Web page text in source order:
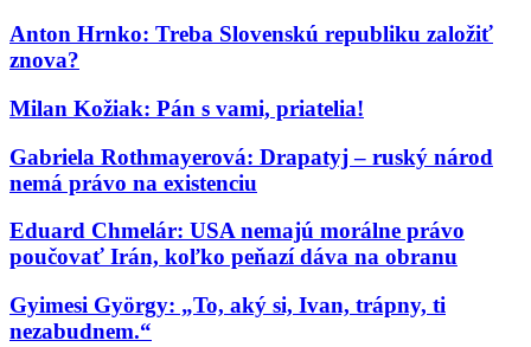
Anton Hrnko: Treba Slovenskú republiku založiť
znova?
Milan Kožiak: Pán s vami, priatelia!
Gabriela Rothmayerová: Drapatyj – ruský národ
nemá právo na existenciu
Eduard Chmelár: USA nemajú morálne právo
poučovať Irán, koľko peňazí dáva na obranu
Gyimesi György: „To, aký si, Ivan, trápny, ti
nezabudnem.“